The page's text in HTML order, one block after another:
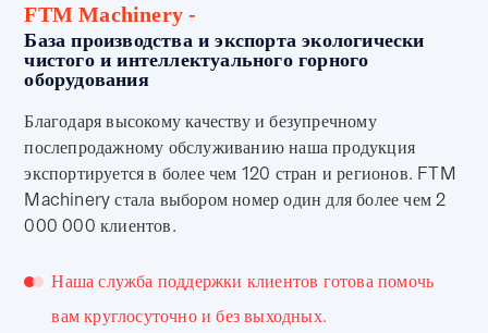
FTM Machinery -
База производства и экспорта экологически
чистого и интеллектуального горного
оборудования
Благодаря высокому качеству и безупречному
послепродажному обслуживанию наша продукция
экспортируется в более чем 120 стран и регионов. FTM
Machinery стала выбором номер один для более чем 2
000 000 клиентов.
Наша служба поддержки клиентов готова помочь
вам круглосуточно и без выходных.